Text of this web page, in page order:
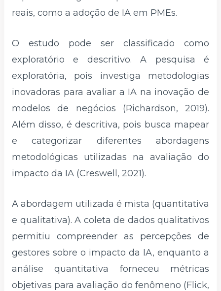
reais, como a adoção de IA em PMEs.
O estudo pode ser classificado como
exploratório e descritivo. A pesquisa é
exploratória, pois investiga metodologias
inovadoras para avaliar a IA na inovação de
modelos de negócios (Richardson, 2019).
Além disso, é descritiva, pois busca mapear
e categorizar diferentes abordagens
metodológicas utilizadas na avaliação do
impacto da IA (Creswell, 2021).
A abordagem utilizada é mista (quantitativa
e qualitativa). A coleta de dados qualitativos
permitiu compreender as percepções de
gestores sobre o impacto da IA, enquanto a
análise quantitativa forneceu métricas
objetivas para avaliação do fenômeno (Flick,